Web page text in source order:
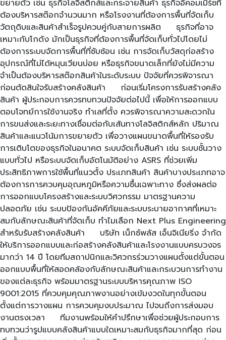
ขยายตัว เช่น ธุรกิจโลจิสติกส์และกระจายสินค้า ธุรกิจอีคอมเมิร์ซที่
ต้องบริหารสต๊อกจำนวนมาก หรือโรงงานที่ต้องการพื้นที่จัดเก็บ
วัตถุดิบและสินค้าสำเร็จรูปควบคู่กับสายการผลิต ธุรกิจที่อาจ
เหมาะกับโกดัง มักเป็นธุรกิจที่ต้องการพื้นที่จัดเก็บทั่วไปโดยไม่
ต้องการระบบจัดการพื้นที่ที่ซับซ้อน เช่น การจัดเก็บวัสดุก่อสร้าง
อุปกรณ์ที่ไม่ได้หมุนเวียนบ่อย หรือธุรกิจขนาดเล็กที่ยังไม่มีความ
จำเป็นต้องบริหารสต๊อกสินค้าในระดับระบบ ปัจจัยที่ควรพิจารณา
ก่อนตัดสินใจรับสร้างคลังสินค้า ก่อนเริ่มโครงการรับสร้างคลัง
สินค้า ผู้ประกอบการควรทบทวนปัจจัยต่อไปนี้ เพื่อให้การออกแบบ
ตอบโจทย์การใช้งานจริง ทำเลที่ตั้ง ควรพิจารณาความสะดวกใน
การขนส่งและระยะทางเชื่อมต่อกับเส้นทางโลจิสติกส์หลัก ปริมาณ
สินค้าและแนวโน้มการขยายตัว เพื่อวางแผนขนาดพื้นที่ให้รองรับ
การเติบโตของธุรกิจในอนาคต ระบบจัดเก็บสินค้า เช่น ระบบชั้นวาง
แบบทั่วไป หรือระบบจัดเก็บอัตโนมัติอย่าง ASRS ที่ช่วยเพิ่ม
ประสิทธิภาพการใช้พื้นที่แนวตั้ง ประเภทสินค้า สินค้าบางประเภทอาจ
ต้องการการควบคุมอุณหภูมิหรือความชื้นเฉพาะทาง ซึ่งส่งผลต่อ
การออกแบบโครงสร้างและระบบวิศวกรรม มาตรฐานความ
ปลอดภัย เช่น ระบบป้องกันอัคคีภัยและระบบระบายอากาศที่เหมาะ
สมกับลักษณะสินค้าที่จัดเก็บ ทำไมเลือก Next Plus Engineering
สำหรับรับสร้างคลังสินค้า บริษัท เน็กซ์พลัส เอ็นจิเนียริ่ง จำกัด
ให้บริการออกแบบและก่อสร้างคลังสินค้าและโรงงานแบบครบวงจร
มากว่า 14 ปี โดยทีมสถาปนิกและวิศวกรร่วมวางแผนตั้งแต่ขั้นตอน
ออกแบบพื้นที่ให้สอดคล้องกับลักษณะสินค้าและกระบวนการทำงาน
ของแต่ละธุรกิจ พร้อมมาตรฐานระบบบริหารคุณภาพ ISO
9001:2015 ที่ควบคุมคุณภาพงานอย่างเข้มงวดในทุกขั้นตอน
ตั้งแต่การวางแผน การควบคุมงบประมาณ ไปจนถึงการส่งมอบ
งานตรงเวลา ทีมงานพร้อมให้คำปรึกษาเพื่อช่วยผู้ประกอบการ
ทบทวนว่ารูปแบบคลังสินค้าแบบใดเหมาะสมกับธุรกิจมากที่สุด ก่อน